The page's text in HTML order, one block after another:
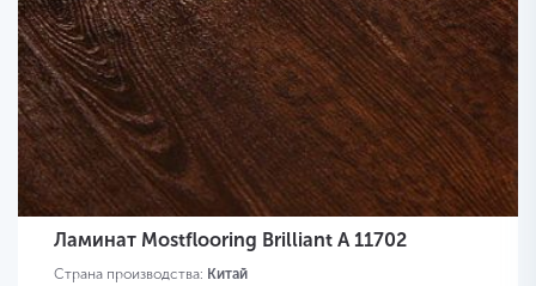
Ламинат Mostflooring Brilliant A 11702
Страна производства: Китай